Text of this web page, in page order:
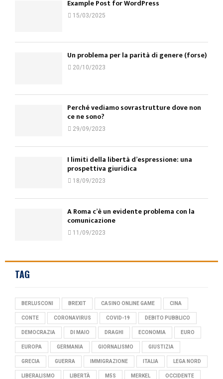
Example Post for WordPress
15/03/2025
Un problema per la parità di genere (forse)
20/10/2023
Perché vediamo sovrastrutture dove non
ce ne sono?
29/09/2023
I limiti della libertà d’espressione: una
prospettiva giuridica
18/09/2023
A Roma c’è un evidente problema con la
comunicazione
11/09/2023
TAG
BERLUSCONI BREXIT CASINO ONLINE GAME CINA
CONTE CORONAVIRUS COVID-19 DEBITO PUBBLICO
DEMOCRAZIA DI MAIO DRAGHI ECONOMIA EURO
EUROPA GERMANIA GIORNALISMO GIUSTIZIA
GRECIA GUERRA IMMIGRAZIONE ITALIA LEGA NORD
LIBERALISMO LIBERTÀ M5S MERKEL OCCIDENTE